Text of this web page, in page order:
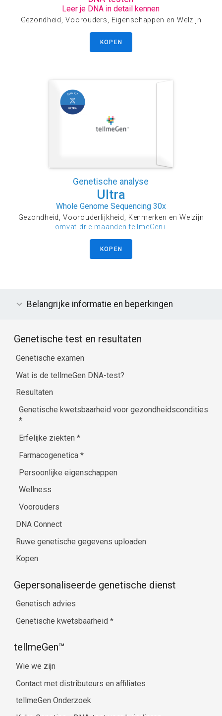
Leer je DNA in detail kennen
Gezondheid, Voorouders, Eigenschappen en Welzijn
KOPEN
Genetische analyse
Ultra
Whole Genome Sequencing 30x
Gezondheid, Voorouderlijkheid, Kenmerken en Welzijn
omvat drie maanden tellmeGen+
KOPEN
Belangrijke informatie en beperkingen
Genetische test en resultaten
Genetische examen
Wat is de tellmeGen DNA-test?
Resultaten
Genetische kwetsbaarheid voor gezondheidscondities
*
Erfelijke ziekten*
Farmacogenetica*
Persoonlijke eigenschappen
Wellness
Voorouders
DNA Connect
Ruwe genetische gegevens uploaden
Kopen
Gepersonaliseerde genetische dienst
Genetisch advies
Genetische kwetsbaarheid *
tellmeGen™
Wie we zijn
Contact met distributeurs en affiliates
tellmeGen Onderzoek